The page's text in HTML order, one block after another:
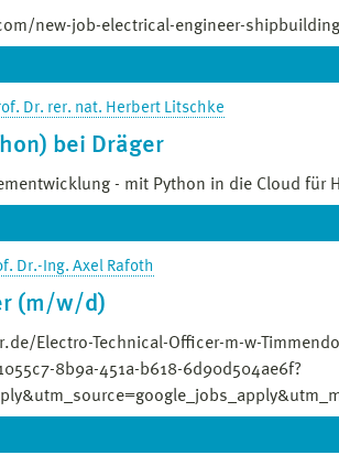
new-job-electrical-engineer-
previous offshore/shipbuilding
in Hoofddorp. Position is office based
Dr. rer. nat. Herbert Litschke
bei Dräger
- mit Python in die Cloud für
für vernetzte und
Kunden in den Krankenhäusern
Dr.-Ing. Axel Rafoth
(m/w/d)
Electro-Technical-Officer-m-w-
8b9a-451a-b618-6d90d504ae6f?